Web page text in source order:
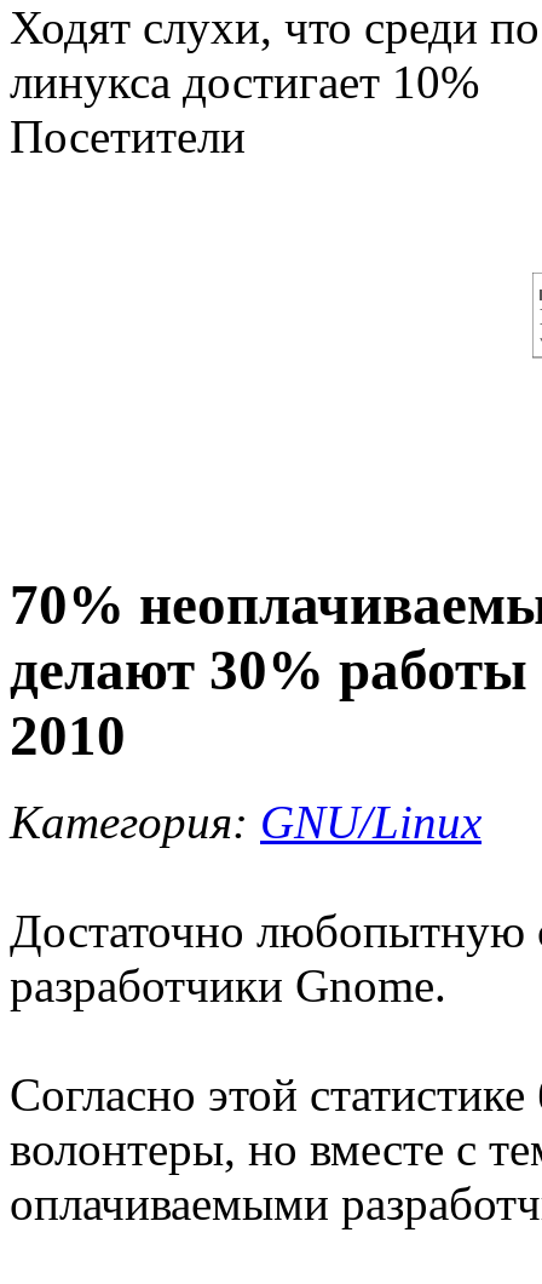
Ходят слухи, что среди
линукса достигает 10%
Посетители
70%
делают 30%
2010
Категория: GNU/Linux
Достаточно любопытную
разработчики Gnome.
Согласно этой
волонтеры, но вместе с
оплачиваемыми